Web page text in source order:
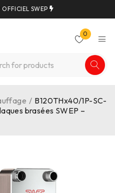
OFFICIEL SWEP
0
/ B120THx40/1P-SC-
brasées SWEP –